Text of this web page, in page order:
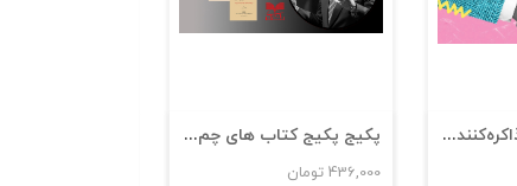
پکیج جعبه‌ابزار مذاکره‌کننده‌موفق با راهبردهای راجر ولکما پکیج پکیج کتاب های چم و خم موفقیت سازمانی
436,000 تومان